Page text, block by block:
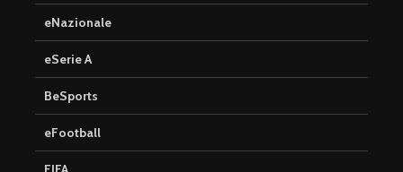
eNazionale
eSerie A
BeSports
eFootball